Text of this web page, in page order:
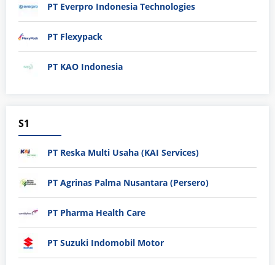
PT Everpro Indonesia Technologies
PT Flexypack
PT KAO Indonesia
S1
PT Reska Multi Usaha (KAI Services)
PT Agrinas Palma Nusantara (Persero)
PT Pharma Health Care
PT Suzuki Indomobil Motor